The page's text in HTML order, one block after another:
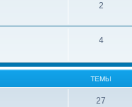
2
4
ТЕМЫ
27